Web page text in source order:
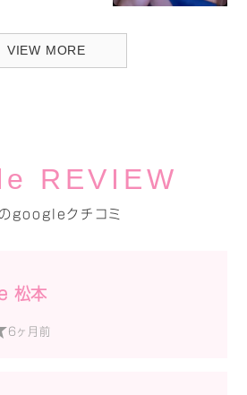
VIEW MORE
REVIEW
googleクチコミ
松本
6ヶ月前